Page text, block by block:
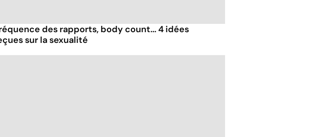
des rapports, body count... 4 idées
sur la sexualité